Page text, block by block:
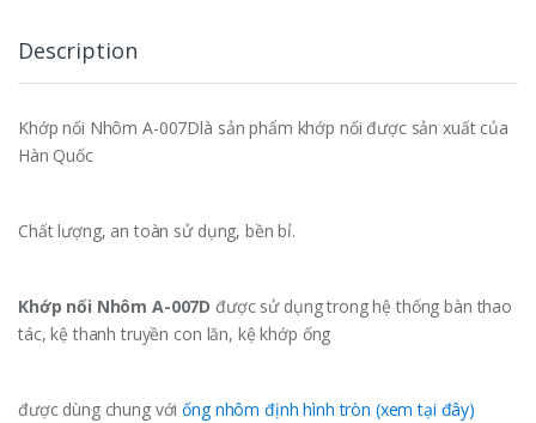
Description
Khớp nối Nhôm A-007Dlà sản phẩm khớp nối được sản xuất của
Hàn Quốc
Chất lượng, an toàn sử dụng, bền bỉ.
Khớp nối Nhôm A-007Dđược sử dụng trong hệ thống bàn thao
tác, kệ thanh truyền con lăn, kệ khớp ống
được dùng chung với ống nhôm định hình tròn (xem tại đây)